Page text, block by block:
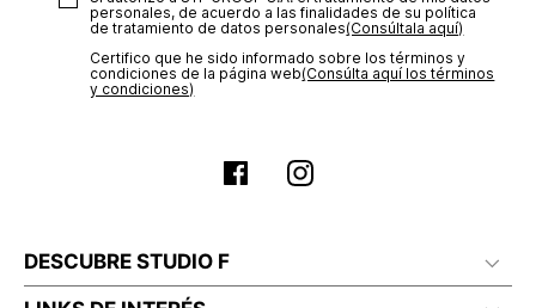
personales, de acuerdo a las finalidades de su política
de tratamiento de datos personales‎(Consúltala aquí)
Certifico que he sido informado sobre los términos y
condiciones de la página web‎(Consúlta aquí los términos
y condiciones)
DESCUBRE STUDIO F